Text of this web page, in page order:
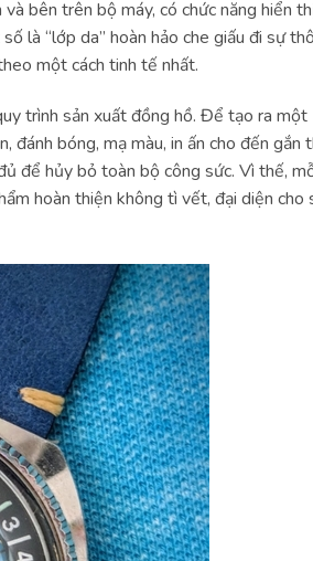
bên trên bộ máy, có chức năng hiển
số là “lớp da” hoàn hảo che giấu đi sự
một cách tinh tế nhất.
trình sản xuất đồng hồ. Để tạo ra một
đánh bóng, mạ màu, in ấn cho đến gắn
để hủy bỏ toàn bộ công sức. Vì thế,
hoàn thiện không tì vết, đại diện cho